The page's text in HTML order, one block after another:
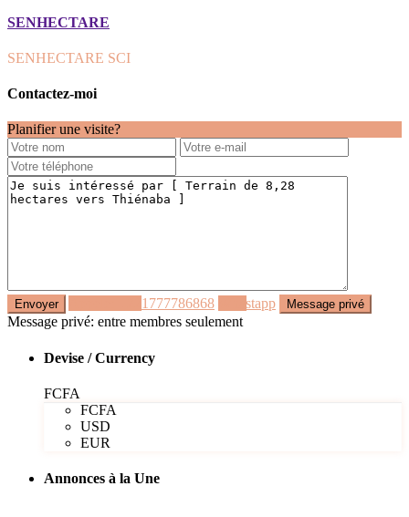
SENHECTARE
SENHECTARE SCI
Contactez-moi
Planifier une visite?
+221777786868
Whastapp
Message privé: entre membres seulement
Devise / Currency
FCFA
FCFA
USD
EUR
Annonces à la Une